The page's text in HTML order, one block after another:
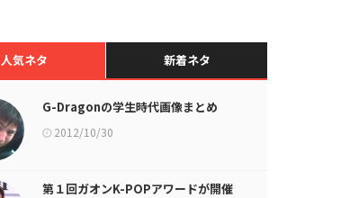
人気ネタ 新着ネタ
G-Dragonの学生時代画像まとめ
2012/10/30
第１回ガオンK-POPアワードが開催